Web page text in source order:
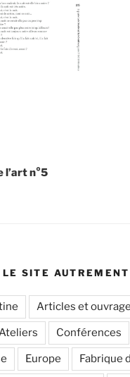
l’art n°5
SITE AUTREMENT
Articles et
Conférences
Europe Fabrique